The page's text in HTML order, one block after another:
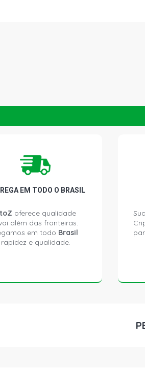
EM TODO O BRASIL
oferece qualidade
além das fronteiras.
em todo Brasil
e qualidade.